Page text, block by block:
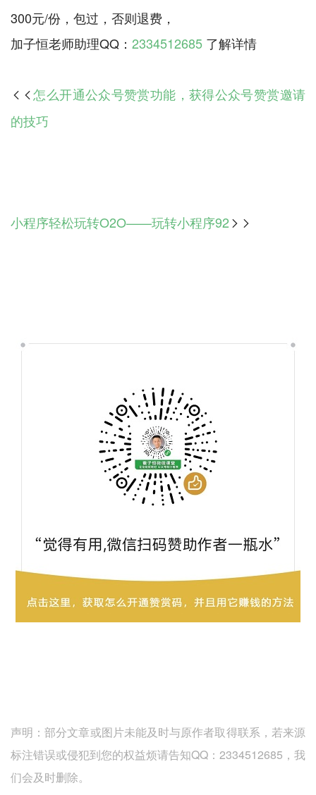
300元/份，包过，否则退费，
加子恒老师助理QQ： 2334512685
 怎么开通公众号赞赏功能，获得公众号赞赏邀请
的技巧
小程序轻松玩转O2O——玩转小程序92 
声明：部分文章或图片未能及时与原作者取得联系，若来源
标注错误或侵犯到您的权益烦请告知QQ：2334512685，我
们会及时删除。